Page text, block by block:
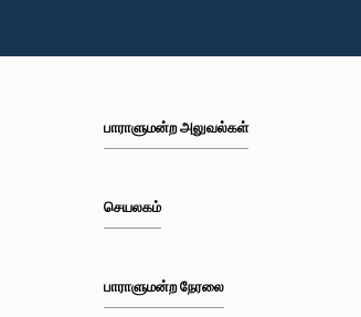
பாராளுமன்ற அலுவல்கள்
செயலகம்
பாராளுமன்ற நேரலை